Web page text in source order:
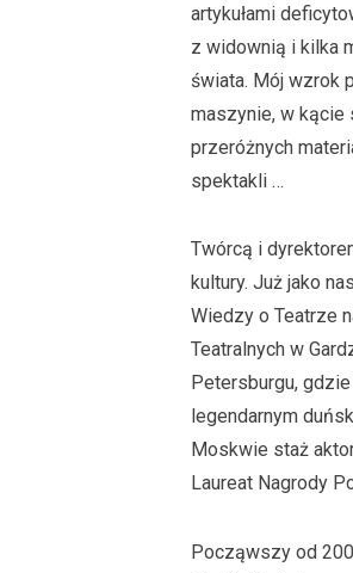
artykułami
z widownią i kilka
świata. Mój wzrok
maszynie, w kącie
przeróżnych
spektakli …
Twórcą i
kultury. Już jako
Wiedzy o Teatrze
Teatralnych w
Petersburgu,
legendarnym
Moskwie staż
Laureat Nagrody
Począwszy od